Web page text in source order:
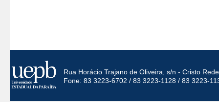
Rua Horácio Trajano de Oliveira, s/n - Cristo
Fone: 83 3223-6702 / 83 3223-1128 / 83 3223-